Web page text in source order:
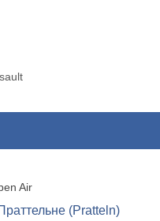
Air
(Pratteln)